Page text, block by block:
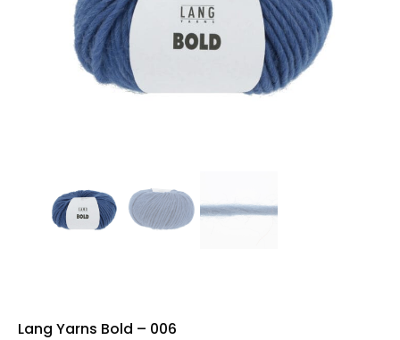
Lang Yarns Bold – 006